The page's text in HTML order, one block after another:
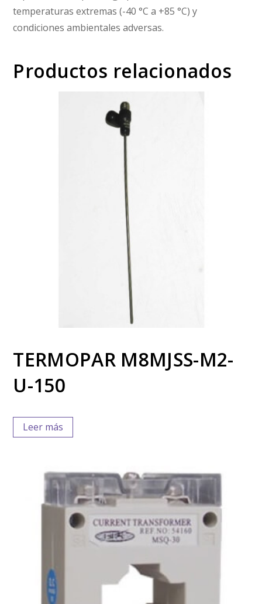
temperaturas extremas (-40 °C a +85 °C) y
condiciones ambientales adversas.
Productos relacionados
TERMOPAR M8MJSS-M2-
U-150
Leer más